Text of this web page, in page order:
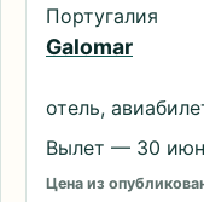
Португалия
Galomar
отель,
Вылет — 30
Цена из